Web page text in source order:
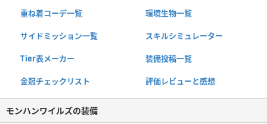
重ね着コーデ一覧 環境生物一覧
サイドミッション一覧 スキルシミュレーター
Tier表メーカー 装備投稿一覧
金冠チェックリスト 評価レビューと感想
モンハンワイルズの装備